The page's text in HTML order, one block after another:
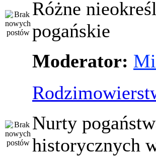
Różne
pogańskie
Moderator:
Nurty
historycznych